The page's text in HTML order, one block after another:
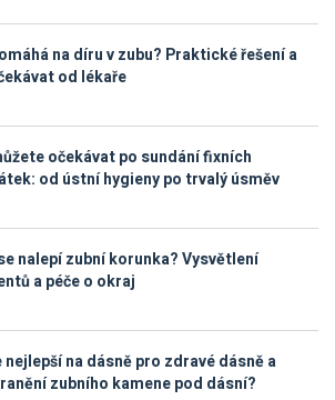
na díru v zubu? Praktické řešení a
od lékaře
očekávat po sundání fixních
od ústní hygieny po trvalý úsměv
nalepí zubní korunka? Vysvětlení
a péče o okraj
nejlepší na dásně pro zdravé dásně a
zubního kamene pod dásní?